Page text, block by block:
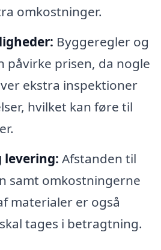
omkostninger.
Byggeregler og
påvirke prisen, da nogle
ekstra inspektioner
hvilket kan føre til
levering: Afstanden til
samt omkostningerne
materialer er også
tages i betragtning.